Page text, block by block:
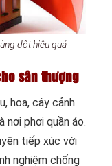
dột hiệu quả
sân thượng
hoa, cây cảnh
nơi phơi quần áo.
tiếp xúc với
nghiệm chống